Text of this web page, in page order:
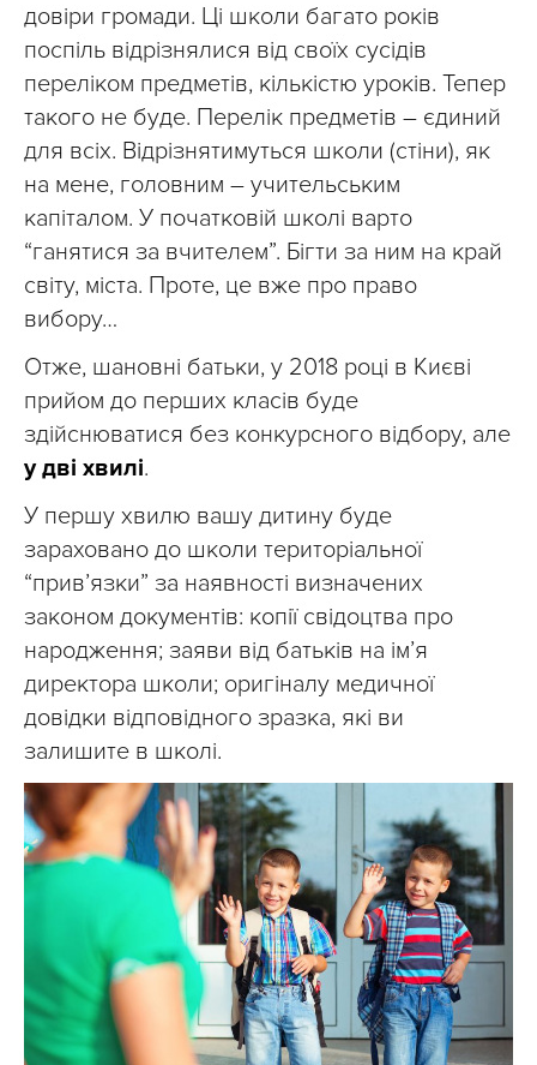
довіри громади. Ці школи багато років
поспіль відрізнялися від своїх сусідів
переліком предметів, кількістю уроків. Тепер
такого не буде. Перелік предметів – єдиний
для всіх. Відрізнятимуться школи (стіни), як
на мене, головним – учительським
капіталом. У початковій школі варто
“ганятися за вчителем”. Бігти за ним на край
світу, міста. Проте, це вже про право
вибору…
Отже, шановні батьки, у 2018 році в Києві
прийом до перших класів буде
здійснюватися без конкурсного відбору, але
у дві хвилі.
У першу хвилю вашу дитину буде
зараховано до школи територіальної
“прив’язки” за наявності визначених
законом документів: копії свідоцтва про
народження; заяви від батьків на ім’я
директора школи; оригіналу медичної
довідки відповідного зразка, які ви
залишите в школі.